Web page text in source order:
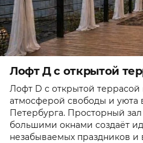
Лофт Д с открытой
Лофт D с открытой террасой
атмосферой свободы и уюта
Петербурга. Просторный
большими окнами создаёт
незабываемых праздников и